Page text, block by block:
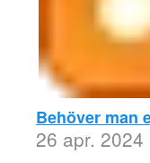
Behöver man
26 apr. 2024